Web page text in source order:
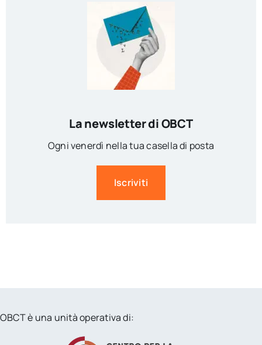
La newsletter di OBCT
Ogni venerdì nella tua casella di posta
Iscriviti
OBCT è una unità operativa di: